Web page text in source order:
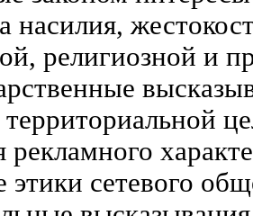
насилия,
религиозной и
сетевого